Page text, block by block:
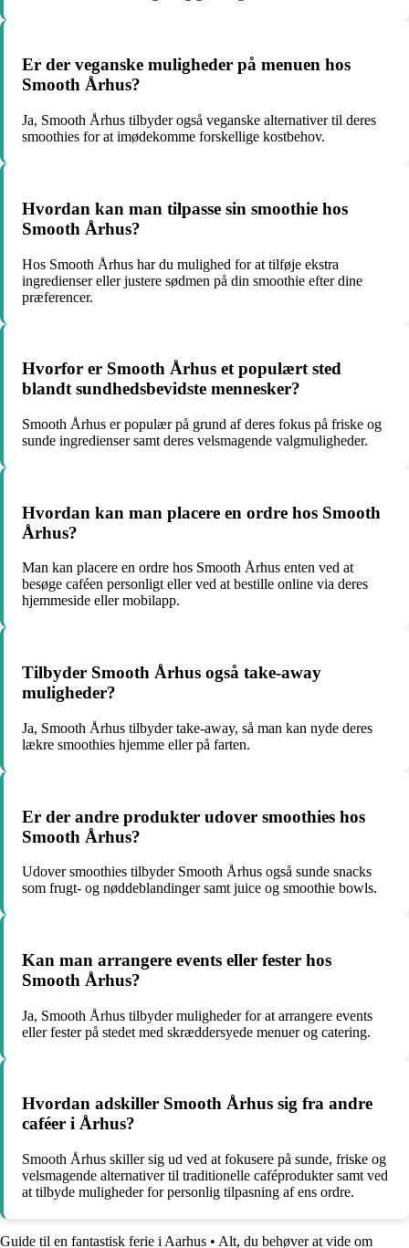
Er der veganske muligheder på menuen hos
Smooth Århus?
Ja, Smooth Århus tilbyder også veganske alternativer til deres
smoothies for at imødekomme forskellige kostbehov.
Hvordan kan man tilpasse sin smoothie hos
Smooth Århus?
Hos Smooth Århus har du mulighed for at tilføje ekstra
ingredienser eller justere sødmen på din smoothie efter dine
præferencer.
Hvorfor er Smooth Århus et populært sted
blandt sundhedsbevidste mennesker?
Smooth Århus er populær på grund af deres fokus på friske og
sunde ingredienser samt deres velsmagende valgmuligheder.
Hvordan kan man placere en ordre hos Smooth
Århus?
Man kan placere en ordre hos Smooth Århus enten ved at
besøge caféen personligt eller ved at bestille online via deres
hjemmeside eller mobilapp.
Tilbyder Smooth Århus også take-away
muligheder?
Ja, Smooth Århus tilbyder take-away, så man kan nyde deres
lækre smoothies hjemme eller på farten.
Er der andre produkter udover smoothies hos
Smooth Århus?
Udover smoothies tilbyder Smooth Århus også sunde snacks
som frugt- og nøddeblandinger samt juice og smoothie bowls.
Kan man arrangere events eller fester hos
Smooth Århus?
Ja, Smooth Århus tilbyder muligheder for at arrangere events
eller fester på stedet med skræddersyede menuer og catering.
Hvordan adskiller Smooth Århus sig fra andre
caféer i Århus?
Smooth Århus skiller sig ud ved at fokusere på sunde, friske og
velsmagende alternativer til traditionelle caféprodukter samt ved
at tilbyde muligheder for personlig tilpasning af ens ordre.
Guide til en fantastisk ferie i Aarhus • Alt, du behøver at vide om